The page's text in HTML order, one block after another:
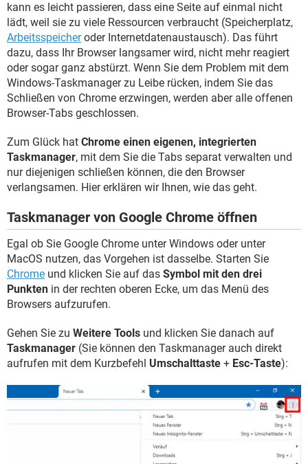
kann es leicht passieren, dass eine Seite auf einmal nicht
lädt, weil sie zu viele Ressourcen verbraucht (Speicherplatz,
Arbeitsspeicheroder Internetdatenaustausch). Das führt
dazu, dass Ihr Browser langsamer wird, nicht mehr reagiert
oder sogar ganz abstürzt. Wenn Sie dem Problem mit dem
Windows-Taskmanager zu Leibe rücken, indem Sie das
Schließen von Chrome erzwingen, werden aber alle offenen
Browser-Tabs geschlossen.
Zum Glück hat Chrome einen eigenen, integrierten
Taskmanager, mit dem Sie die Tabs separat verwalten und
nur diejenigen schließen können, die den Browser
verlangsamen. Hier erklären wir Ihnen, wie das geht.
Taskmanager von Google Chrome öffnen
Egal ob Sie Google Chrome unter Windows oder unter
MacOS nutzen, das Vorgehen ist dasselbe. Starten Sie
Chrome und klicken Sie auf das Symbol mit den drei
Punkten in der rechten oberen Ecke, um das Menü des
Browsers aufzurufen.
Gehen Sie zu Weitere Tools und klicken Sie danach auf
Taskmanager (Sie können den Taskmanager auch direkt
aufrufen mit dem Kurzbefehl Umschalttaste + Esc-Taste):